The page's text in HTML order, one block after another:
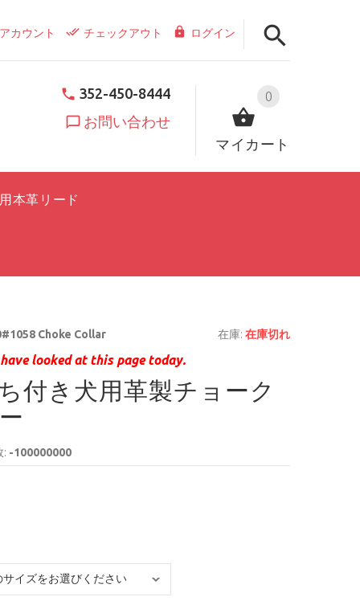
カウント チェックアウト ログイン
0
マイカート
352-450-8444
お問い合わせ
本革リード
Choke Collar 在庫: 在庫切れ
looked at this page today.
付き犬用革製チョーク
: -100000000